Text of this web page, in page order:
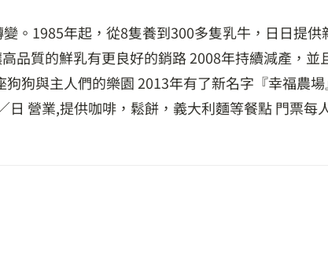
。1985年起，從8隻養到300多隻乳牛，日日提
品質的鮮乳有更良好的銷路 2008年持續減產，
狗與主人們的樂園 2013年有了新名字『幸福農
營業,提供咖啡，鬆餅，義大利麵等餐點 門票